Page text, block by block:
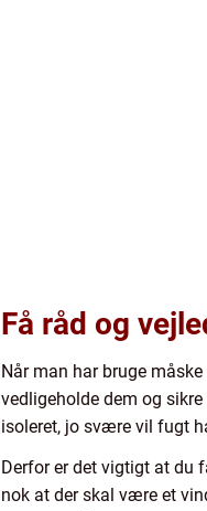
Få råd og
Når man har bruge
vedligeholde dem og
isoleret, jo svære vil fugt
Derfor er det vigtigt at du
nok at der skal være et